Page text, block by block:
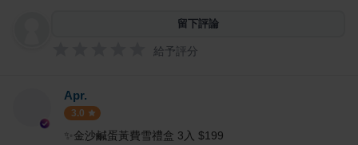
留下評論
給予評分
Apr.
3.0
✨金沙鹹蛋黃費雪禮盒 3入 $199